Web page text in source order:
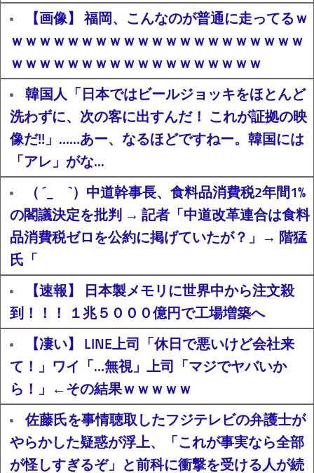
【画像】 福岡、こんなのが普通に走ってるｗ
ｗｗｗｗｗｗｗｗｗｗｗｗｗｗｗｗｗｗｗｗｗ
ｗｗｗｗｗｗｗｗｗｗｗｗｗｗｗｗｗｗ
韓国人「日本ではビールジョッキをほとんど
洗わずに、次の客に出すんだ！ これが証拠の映
像だ!!」……あー、なるほどですねー。韓国には
「アレ」がな...
（ ´_ゝ`）中道幹事長、食料品消費税2年間1%
の閣議決定を批判 → 記者「中道改革連合は食料
品消費税ゼロを公約に掲げていたが？」→ 階猛
氏「
【速報】 日本製メモリに世界中から注文殺
到！！！ １兆５０００億円で工場増築へ
【凄い】 LINE上司「休日で悪いけど会社来
て！」ワイ「…無視」上司「マジでヤバいか
ら！」←その結果ｗｗｗｗｗ
佐藤氏を事情聴取したフジテレビの弁護士が
やらかした疑惑が浮上、「これが事実なら全部
が怪しすぎるぞ」と前科に衝撃を受ける人が続